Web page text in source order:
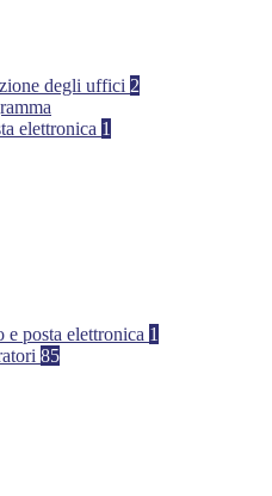
degli uffici 2
elettronica 1
e posta elettronica 1
85